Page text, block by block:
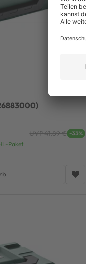
UVP 41,89 € -33%
Paket